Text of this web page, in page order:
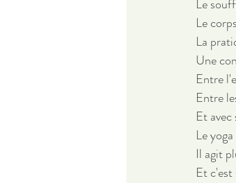
Le
Le
La
Une
Entre
Entre
Et
Le
Il agit
Et